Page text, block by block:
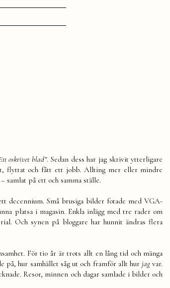
oskrivet blad”. Sedan dess har jag skrivit ytterligare
flyttat och fått ett jobb. Allting mer eller mindre
samlat på ett och samma ställe.
decennium. Små brusiga bilder fotade med VGA-
platsa i magasin. Enkla inlägg med tre rader om
Och synen på bloggare har hunnit ändras flera
För tio år är trots allt en lång tid och mänga
på, hur samhället såg ut och framför allt hur jag var.
Resor, minnen och dagar samlade i bilder och